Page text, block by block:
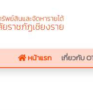
หน้าแรก เกี่ยวกับ